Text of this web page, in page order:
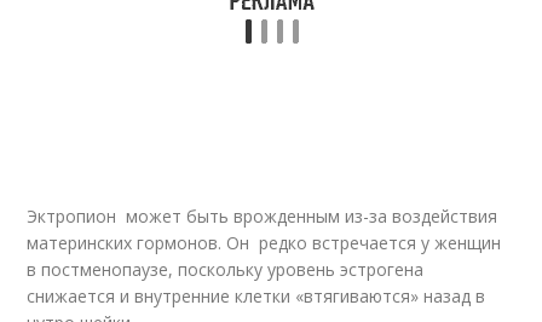
Эктропион может быть врожденным из-за воздействия
материнских гормонов. Он редко встречается у женщин
в постменопаузе, поскольку уровень эстрогена
снижается и внутренние клетки «втягиваются» назад в